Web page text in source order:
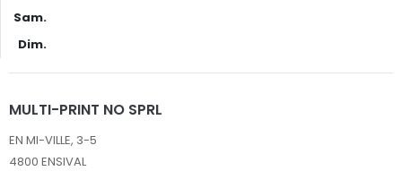
Sam.
Dim.
MULTI-PRINT NO SPRL
EN MI-VILLE, 3-5
4800 ENSIVAL